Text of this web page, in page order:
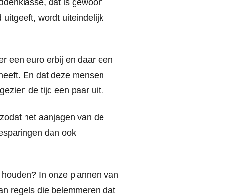
dat is gewoon
uitgeeft, wordt uiteindelijk
een euro erbij en daar een
En dat deze mensen
de tijd een paar uit.
het aanjagen van de
dan ook
In onze plannen van
regels die belemmeren dat